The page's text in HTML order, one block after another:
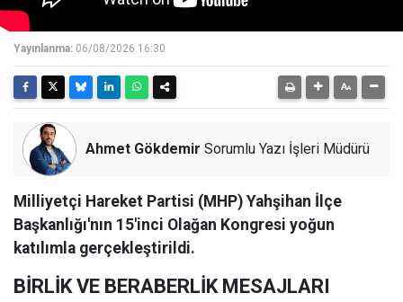
Yayınlanma: 06/08/2026 16:30
Ahmet Gökdemir Sorumlu Yazı İşleri Müdürü
Milliyetçi Hareket Partisi (MHP) Yahşihan İlçe
Başkanlığı'nın 15'inci Olağan Kongresi yoğun
katılımla gerçekleştirildi.
BİRLİK VE BERABERLİK MESAJLARI